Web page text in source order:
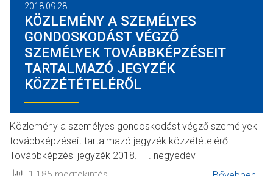
2018.09.28.
KÖZLEMÉNY A SZEMÉLYES
GONDOSKODÁST VÉGZŐ
SZEMÉLYEK TOVÁBBKÉPZÉSEIT
TARTALMAZÓ JEGYZÉK
KÖZZÉTÉTELÉRŐL
Közlemény a személyes gondoskodást végző személyek
továbbképzéseit tartalmazó jegyzék közzétételéről
Továbbképzési jegyzék 2018. III. negyedév